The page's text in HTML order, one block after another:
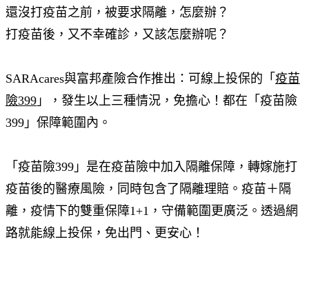
還沒打疫苗之前，被要求隔離，怎麼辦？
打疫苗後，又不幸確診，又該怎麼辦呢？
SARAcares與富邦產險合作推出：可線上投保的「 疫苗
險399 」，發生以上三種情況，免擔心！都在「疫苗險
399」保障範圍內。
「疫苗險399」是在疫苗險中加入隔離保障，轉嫁施打
疫苗後的醫療風險，同時包含了隔離理賠。疫苗＋隔
離，疫情下的雙重保障1+1，守備範圍更廣泛。透過網
路就能線上投保，免出門、更安心！